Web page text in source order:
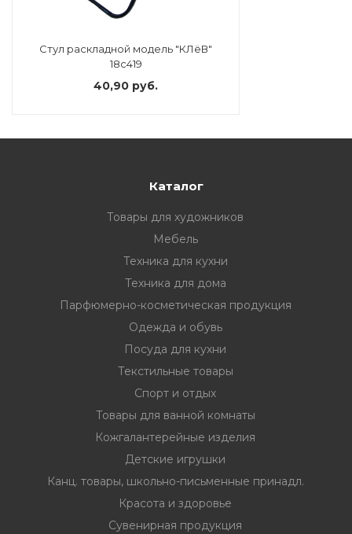
Стул раскладной модель "КЛёВ"
18с419
40,90 руб.
Каталог
Товары для художников
Мебель
Техника для кухни
Техника для дома
Парфюмерно-косметическая продукция
Одежда и обувь
Посуда для кухни
Текстильные товары
Спорт и отдых
Товары для ванной комнаты
Кожгалантерейные изделия
Детские игрушки
Канц. товары, школьно-письменные принадл.
Красота и здоровье
Сувенирная продукция